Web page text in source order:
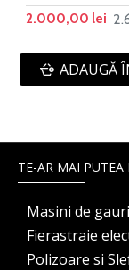
2.000,00 lei
ADAUGĂ
TE-AR MAI PUTEA
Masini de
Fierastraie
Polizoare si